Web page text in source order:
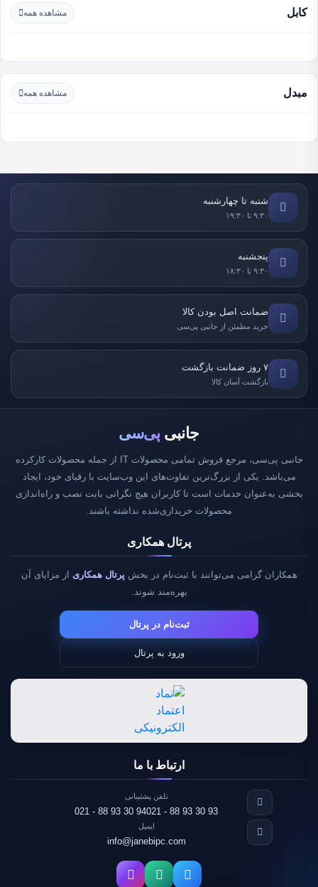
کابل مشاهده همه
مبدل مشاهده همه
شنبه تا چهارشنبه
۹:۳۰ تا ۱۹:۳۰
پنجشنبه
۹:۳۰ تا ۱۸:۳۰
ضمانت اصل بودن کالا
خرید مطمئن از جانبی پی‌سی
۷ روز ضمانت بازگشت
بازگشت آسان کالا
جانبی پی‌سی
جانبی پی‌سی، مرجع فروش تمامی محصولات IT از جمله محصولات کارکرده
می‌باشد. یکی از بزرگ‌ترین تفاوت‌های این وب‌سایت با رقبای خود، ایجاد
بخشی به‌عنوان خدمات است تا کاربران هیچ نگرانی بابت نصب و راه‌اندازی
محصولات خریداری‌شده نداشته باشند.
پرتال همکاری
همکاران گرامی می‌توانند با ثبت‌نام در بخش پرتال همکاری از مزایای آن
بهره‌مند شوند.
ثبت‌نام در پرتال
ورود به پرتال
ارتباط با ما
تلفن پشتیبانی
021 - 88 93 30 93
021 - 88 93 30 94
ایمیل
info@janebipc.com